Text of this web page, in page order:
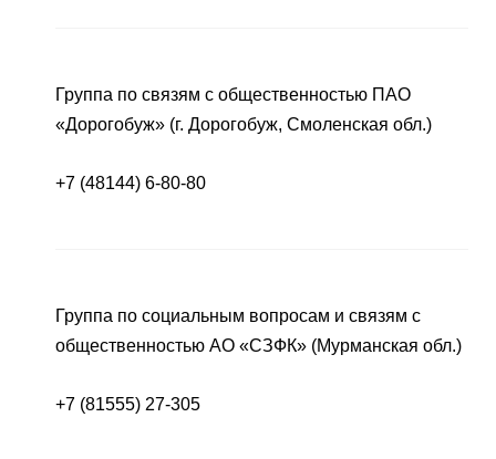
Группа по связям с общественностью ПАО
«Дорогобуж» (г. Дорогобуж, Смоленская обл.)
+7 (48144) 6-80-80
Группа по социальным вопросам и связям с
общественностью АО «СЗФК» (Мурманская обл.)
+7 (81555) 27-305